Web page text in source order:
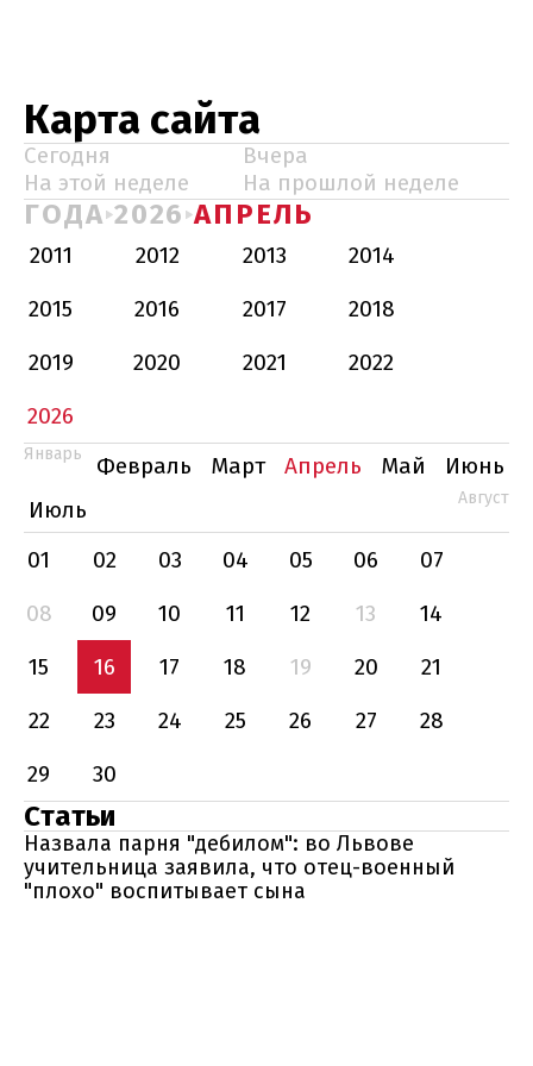
Карта сайта
Сегодня
Вчера
На этой неделе
На прошлой неделе
ГОДА 2026 АПРЕЛЬ
2011 2012 2013
2014
2015
2016 2017
2018
2019
2020 2021
2022
2026
Январь Февраль Март Апрель Май
Июнь
Июль
Август
01 02 03 04 05 06
07
08
09 10 11 12 13
14
15
16 17 18 19 20
21
22
23 24 25 26 27
28
29
30
Статьи
Назвала парня "дебилом": во Львове
учительница заявила, что отец-военный
"плохо" воспитывает сына